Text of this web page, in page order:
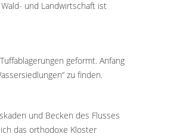
und Landwirtschaft ist
geformt. Anfang
zu finden.
und Becken des Flusses
das orthodoxe Kloster